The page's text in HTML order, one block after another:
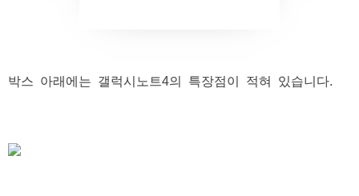
박스 아래에는 갤럭시노트4의 특장점이 적혀 있습니다.